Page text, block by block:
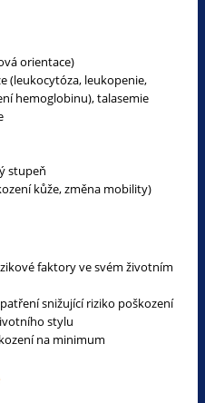
orientace)
(leukocytóza, leukopenie,
hemoglobinu), talasemie
stupeň
kůže, změna mobility)
faktory ve svém životním
snižující riziko poškození
stylu
na minimum